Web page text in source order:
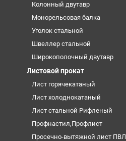
Колонный двутавр
Монорельсовая балка
Уголок стальной
Швеллер стальной
Широкополочный двутавр
Листовой прокат
Лист горячекатаный
Лист холоднокатаный
Лист стальной Рифленый
Профнастил,Профлист
Просечно-вытяжной лист ПВЛ